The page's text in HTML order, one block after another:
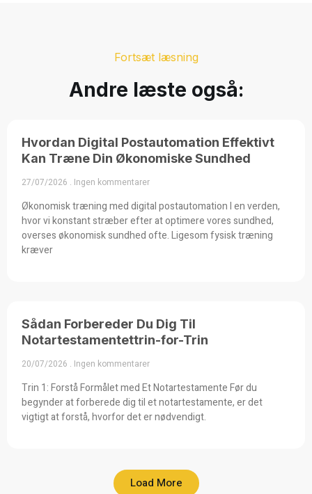
Fortsæt læsning
Andre læste også:
Hvordan Digital Postautomation Effektivt
Kan Træne Din Økonomiske Sundhed
27/07/2026 Ingen kommentarer
Økonomisk træning med digital postautomation I en verden,
hvor vi konstant stræber efter at optimere vores sundhed,
overses økonomisk sundhed ofte. Ligesom fysisk træning
kræver
Sådan Forbereder Du Dig Til
Notartestamentettrin-for-Trin
20/07/2026 Ingen kommentarer
Trin 1: Forstå Formålet med Et Notartestamente Før du
begynder at forberede dig til et notartestamente, er det
vigtigt at forstå, hvorfor det er nødvendigt.
Load More